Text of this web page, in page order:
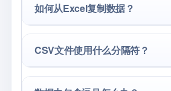
如何从Excel复制数据？
CSV文件使用什么分隔符？